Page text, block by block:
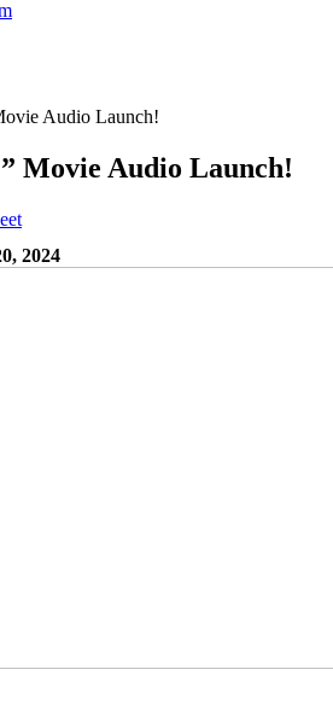
Audio Launch!
Movie Audio Launch!
2024